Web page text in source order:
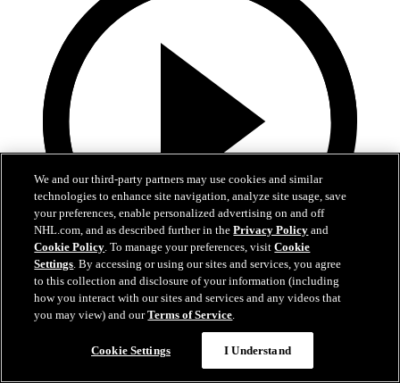
28:57
Alle 38 Tore von Leon Draisaitl in 2025/26!
Erlebt alle Tore von Leon Draisaitl in der Saison 2025/26 noch
We and our third-party partners may use cookies and similar
technologies to enhance site navigation, analyze site usage, save
your preferences, enable personalized advertising on and off
NHL.com, and as described further in thePrivacy Policy and
Cookie Policy. To manage your preferences, visitCookie
Settings. By accessing or using our sites and services, you agree
to this collection and disclosure of your information (including
how you interact with our sites and services and any videos that
you may view) and ourTerms of Service.
Cookie Settings I Understand